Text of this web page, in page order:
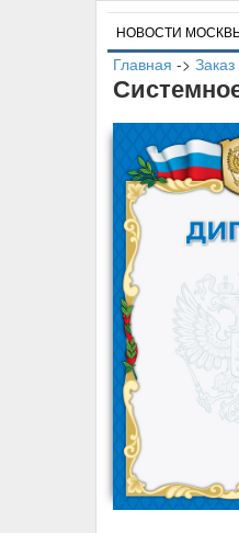
НОВОСТИ
Главная ->